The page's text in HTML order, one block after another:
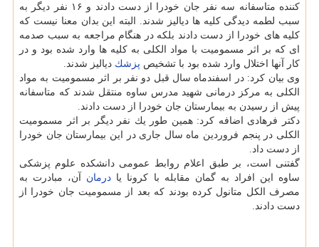
كننده متاسفانه سه نفر جان خودرا از دست دادند و ۱۶ نفر دیگر به
سبب لطمه دیدگی كلیه ها دیالیز شدند. البته این بدان معنا نیست كه
كلیه های خودرا از دست دادند بلكه در هنگام مراجعه به سبب صدمه
ای كه بر اثر مسمومیت با مواد الكلی به كلیه ها وارد شده بود و در
كار آنها اختلال وارد شده بود با تشخیص پزشك دیالیز شدند.
وی بیان كرد: در اسفندماه سال قبل دو نفر بر اثر مسمومیت به مواد
الكلی به مركز درمانی شهید مدرس ساوه منتقل شدند كه متاسفانه
پیش از رسیدن به بیمارستان جان خودرا از دست دادند.
دكتر فرهادی اضافه كرد: همین طور یك نفر دیگر بر اثر مسمومیت
الكلی در پنجم فروردین ماه سال جاری در این بیمارستان جان خودرا
از دست داد.
گفتنی است، بر طبق اعلام روابط عمومی دانشكده علوم پزشكی
ساوه این افراد به گمان مقابله با كرونا یا درمان آن، مبادرت به
مصرف الكل متانول كرده بودند كه بعد از مسمومیت جان خودرا از
دست دادند.